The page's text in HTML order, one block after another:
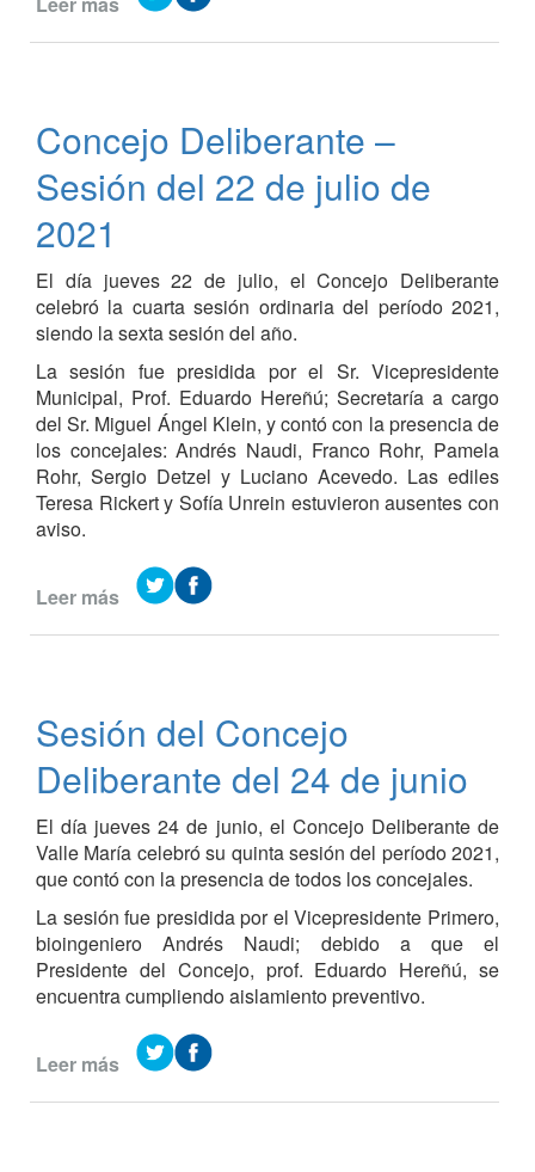
Concejo
Deliberante
Concejo Deliberante –
Sesión del 22 de julio de
2021
El día jueves 22 de julio, el Concejo Deliberante
celebró la cuarta sesión ordinaria del período 2021,
siendo la sexta sesión del año.
La sesión fue presidida por el Sr. Vicepresidente
Municipal, Prof. Eduardo Hereñú; Secretaría a cargo
del Sr. Miguel Ángel Klein, y contó con la presencia de
los concejales: Andrés Naudi, Franco Rohr, Pamela
Rohr, Sergio Detzel y Luciano Acevedo. Las ediles
Teresa Rickert y Sofía Unrein estuvieron ausentes con
aviso.
Leer más de
del
22
de
de
2021
Sesión del Concejo
Deliberante del 24 de junio
El día jueves 24 de junio, el Concejo Deliberante de
Valle María celebró su quinta sesión del período 2021,
que contó con la presencia de todos los concejales.
La sesión fue presidida por el Vicepresidente Primero,
bioingeniero Andrés Naudi; debido a que el
Presidente del Concejo, prof. Eduardo Hereñú, se
encuentra cumpliendo aislamiento preventivo.
Leer más de